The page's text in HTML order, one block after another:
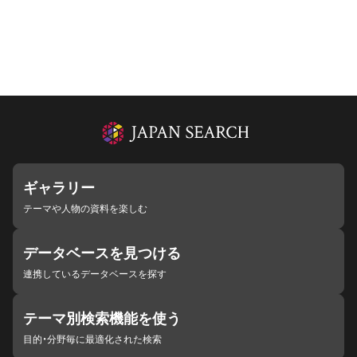
ギャラリー
テーマや人物の資料を楽しむ
データベースを見つける
連携しているデータベースを探す
テーマ別検索機能を使う
目的・分野毎に最適化された検索